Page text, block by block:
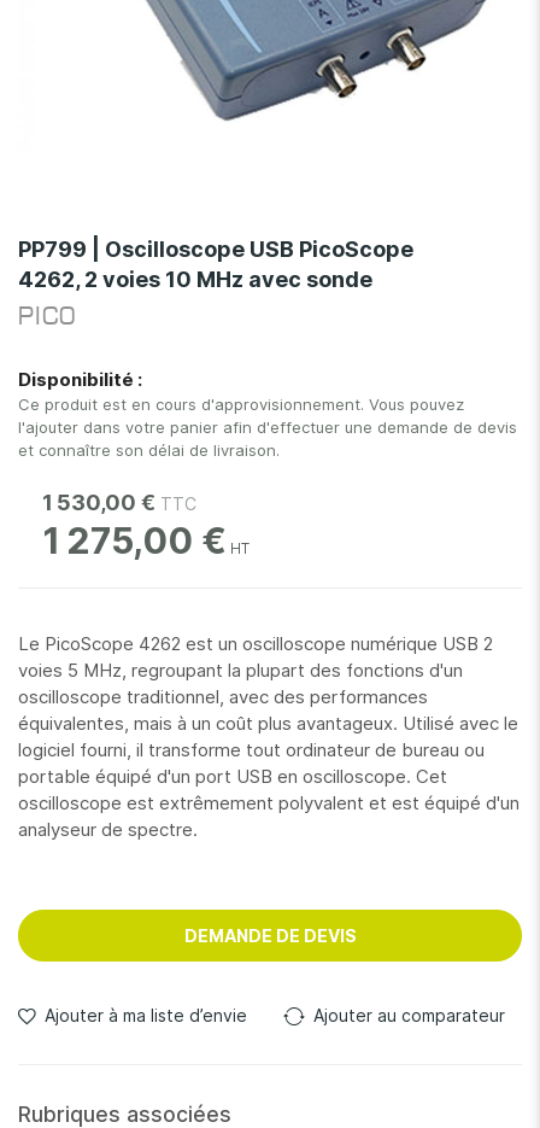
to
the
beginning
of
images
gallery
PP799 | Oscilloscope USB PicoScope
4262, 2 voies 10 MHz avec sonde
PICO
Disponibilité :
Ce produit est en cours d'approvisionnement. Vous pouvez
l'ajouter dans votre panier afin d'effectuer une demande de devis
et connaître son délai de livraison.
1 530,00 €
1 275,00 €
Le PicoScope 4262 est un oscilloscope numérique USB 2
voies 5 MHz, regroupant la plupart des fonctions d'un
oscilloscope traditionnel, avec des performances
équivalentes, mais à un coût plus avantageux. Utilisé avec le
logiciel fourni, il transforme tout ordinateur de bureau ou
portable équipé d'un port USB en oscilloscope. Cet
oscilloscope est extrêmement polyvalent et est équipé d'un
analyseur de spectre.
DEMANDE DE DEVIS
Ajouter à ma liste d’envie Ajouter au comparateur
Rubriques associées